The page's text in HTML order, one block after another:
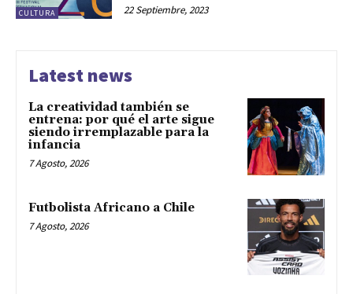
CULTURA 22 Septiembre, 2023
Latest news
La creatividad también se
entrena: por qué el arte sigue
siendo irremplazable para la
infancia
7 Agosto, 2026
Futbolista Africano a Chile
7 Agosto, 2026